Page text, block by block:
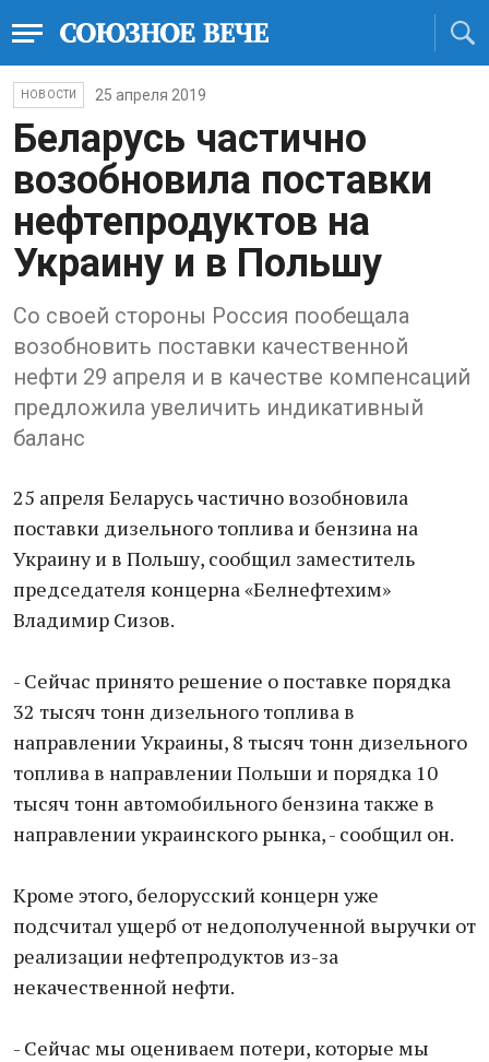
НОВОСТИ 25 апреля 2019
Беларусь частично
возобновила поставки
нефтепродуктов на
Украину и в Польшу
Со своей стороны Россия пообещала
возобновить поставки качественной
нефти 29 апреля и в качестве компенсаций
предложила увеличить индикативный
баланс
25 апреля Беларусь частично возобновила
поставки дизельного топлива и бензина на
Украину и в Польшу, сообщил заместитель
председателя концерна «Белнефтехим»
Владимир Сизов.
- Сейчас принято решение о поставке порядка
32 тысяч тонн дизельного топлива в
направлении Украины, 8 тысяч тонн дизельного
топлива в направлении Польши и порядка 10
тысяч тонн автомобильного бензина также в
направлении украинского рынка, - сообщил он.
Кроме этого, белорусский концерн уже
подсчитал ущерб от недополученной выручки от
реализации нефтепродуктов из-за
некачественной нефти.
- Сейчас мы оцениваем потери, которые мы